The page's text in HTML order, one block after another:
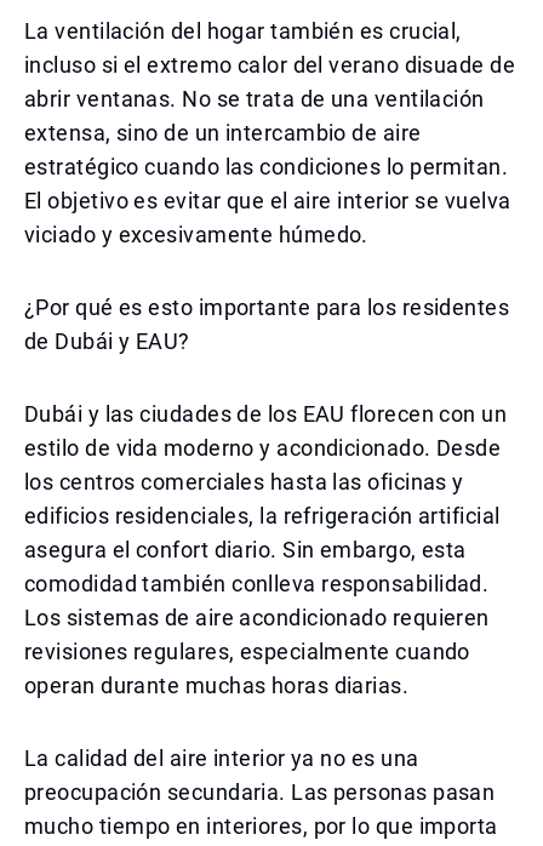
La ventilación del hogar también es crucial,
incluso si el extremo calor del verano disuade de
abrir ventanas. No se trata de una ventilación
extensa, sino de un intercambio de aire
estratégico cuando las condiciones lo permitan.
El objetivo es evitar que el aire interior se vuelva
viciado y excesivamente húmedo.
¿Por qué es esto importante para los residentes
de Dubái y EAU?
Dubái y las ciudades de los EAU florecen con un
estilo de vida moderno y acondicionado. Desde
los centros comerciales hasta las oficinas y
edificios residenciales, la refrigeración artificial
asegura el confort diario. Sin embargo, esta
comodidad también conlleva responsabilidad.
Los sistemas de aire acondicionado requieren
revisiones regulares, especialmente cuando
operan durante muchas horas diarias.
La calidad del aire interior ya no es una
preocupación secundaria. Las personas pasan
mucho tiempo en interiores, por lo que importa